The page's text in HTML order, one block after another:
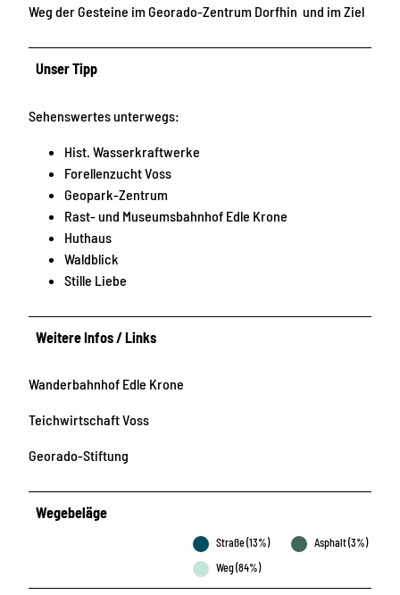
Weg der Gesteine im Georado-Zentrum Dorfhin und im Ziel
Unser Tipp
Sehenswertes unterwegs:
Hist. Wasserkraftwerke
Forellenzucht Voss
Geopark-Zentrum
Rast- und Museumsbahnhof Edle Krone
Huthaus
Waldblick
Stille Liebe
Weitere Infos / Links
Wanderbahnhof Edle Krone
Teichwirtschaft Voss
Georado-Stiftung
Wegebeläge
Straße (13%)
Asphalt (3%)
Weg (84%)